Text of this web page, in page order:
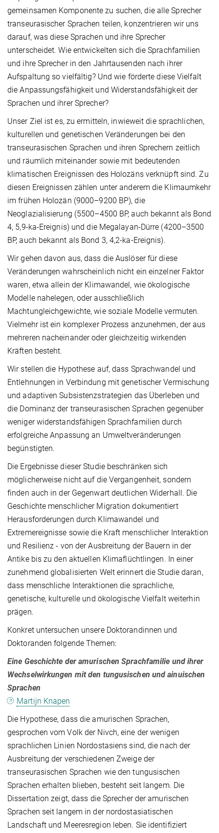
gemeinsamen Komponente zu suchen, die alle Sprecher
transeurasischer Sprachen teilen, konzentrieren wir uns
darauf, was diese Sprachen und ihre Sprecher
unterscheidet. Wie entwickelten sich die Sprachfamilien
und ihre Sprecher in den Jahrtausenden nach ihrer
Aufspaltung so vielfältig? Und wie förderte diese Vielfalt
die Anpassungsfähigkeit und Widerstandsfähigkeit der
Sprachen und ihrer Sprecher?
Unser Ziel ist es, zu ermitteln, inwieweit die sprachlichen,
kulturellen und genetischen Veränderungen bei den
transeurasischen Sprachen und ihren Sprechern zeitlich
und räumlich miteinander sowie mit bedeutenden
klimatischen Ereignissen des Holozäns verknüpft sind. Zu
diesen Ereignissen zählen unter anderem die Klimaumkehr
im frühen Holozän (9000–9200 BP), die
Neoglazialisierung (5500–4500 BP, auch bekannt als Bond
4, 5,9-ka-Ereignis) und die Megalayan-Dürre (4200–3500
BP, auch bekannt als Bond 3, 4,2-ka-Ereignis).
Wir gehen davon aus, dass die Auslöser für diese
Veränderungen wahrscheinlich nicht ein einzelner Faktor
waren, etwa allein der Klimawandel, wie ökologische
Modelle nahelegen, oder ausschließlich
Machtungleichgewichte, wie soziale Modelle vermuten.
Vielmehr ist ein komplexer Prozess anzunehmen, der aus
mehreren nacheinander oder gleichzeitig wirkenden
Kräften besteht.
Wir stellen die Hypothese auf, dass Sprachwandel und
Entlehnungen in Verbindung mit genetischer Vermischung
und adaptiven Subsistenzstrategien das Überleben und
die Dominanz der transeurasischen Sprachen gegenüber
weniger widerstandsfähigen Sprachfamilien durch
erfolgreiche Anpassung an Umweltveränderungen
begünstigten.
Die Ergebnisse dieser Studie beschränken sich
möglicherweise nicht auf die Vergangenheit, sondern
finden auch in der Gegenwart deutlichen Widerhall. Die
Geschichte menschlicher Migration dokumentiert
Herausforderungen durch Klimawandel und
Extremereignisse sowie die Kraft menschlicher Interaktion
und Resilienz - von der Ausbreitung der Bauern in der
Antike bis zu den aktuellen Klimaflüchtlingen. In einer
zunehmend globalisierten Welt erinnert die Studie daran,
dass menschliche Interaktionen die sprachliche,
genetische, kulturelle und ökologische Vielfalt weiterhin
prägen.
Konkret untersuchen unsere Doktorandinnen und
Doktoranden folgende Themen:
Eine Geschichte der amurischen Sprachfamilie und ihrer
Wechselwirkungen mit den tungusischen und ainuischen
Sprachen
Martijn Knapen
Die Hypothese, dass die amurischen Sprachen,
gesprochen vom Volk der Nivch, eine der wenigen
sprachlichen Linien Nordostasiens sind, die nach der
Ausbreitung der verschiedenen Zweige der
transeurasischen Sprachen wie den tungusischen
Sprachen erhalten blieben, besteht seit langem. Die
Dissertation zeigt, dass die Sprecher der amurischen
Sprachen seit langem in der nordostasiatischen
Landschaft und Meeresregion leben. Sie identifiziert